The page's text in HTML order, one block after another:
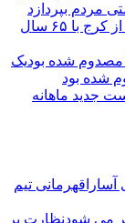
مردم بپردازد
یک نما از کرج با ۶۵ سال
یک
شده بود
جدید ماهانه
قهرمانى تيم
نظارت بر